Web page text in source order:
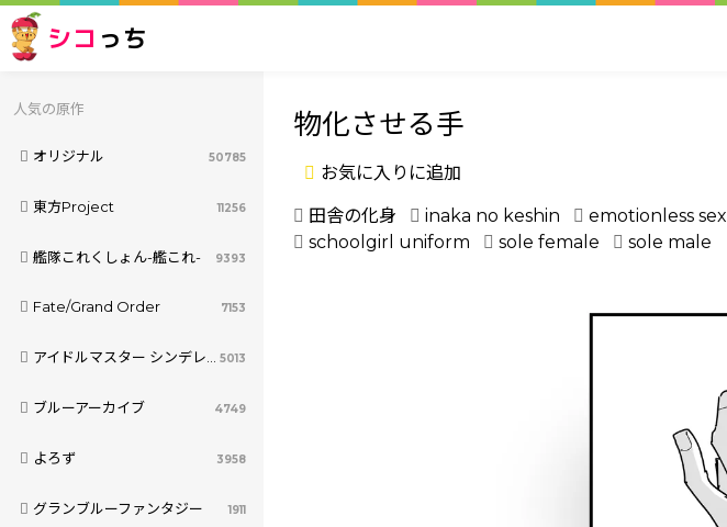
シコ っち
人気の原作
オリジナル 50785
東方Project 11256
艦隊これくしょん-艦これ- 9393
Fate/Grand Order 7153
アイドルマスター シンデレラガールズ 5013
ブルーアーカイブ 4749
よろず 3958
グランブルーファンタジー 1911
物化させる手
お気に入りに追加
田舎の化身 inaka no keshin emotionless sex
schoolgirl uniform
sole female sole male